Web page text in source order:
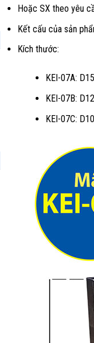
Hoặc SX theo yêu
Kết cấu của sản
Kích thước:
KEI-07A:
KEI-07B:
KEI-07C: